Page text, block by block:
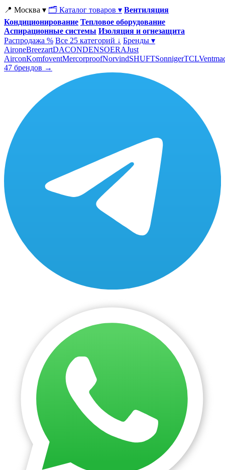
📍 Москва ▾ 🗂 Каталог товаров ▾ Вентиляция
Кондиционирование Тепловое оборудование
Аспирационные системы Изоляция и огнезащита
Распродажа % Все 25 категорий ↓ Бренды ▾
AironeBreezartDACONDENSOERAJust
AirconKomfoventMercorproofNorvindSHUFTSonnigerTCL
47 брендов →